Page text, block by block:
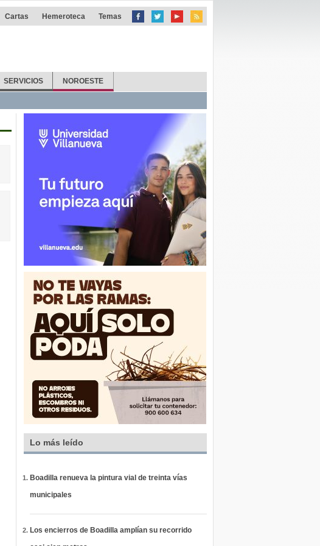
Cartas Hemeroteca Temas
SERVICIOS NOROESTE
Lo más leído
Boadilla renueva la pintura vial de treinta vías
municipales
Los encierros de Boadilla amplían su recorrido